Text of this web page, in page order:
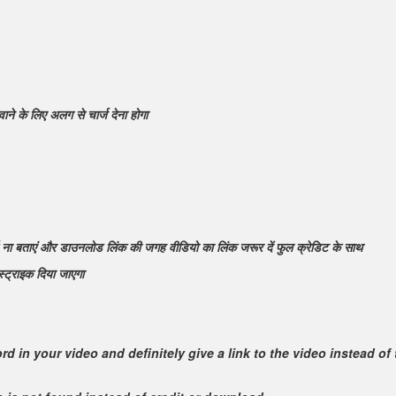
के लिए अलग से चार्ज देना होगा
बताएं और डाउनलोड लिंक की जगह वीडियो का लिंक जरूर दें फुल क्रेडिट के साथ
दिया जाएगा
in your video and definitely give a link to the video instead of